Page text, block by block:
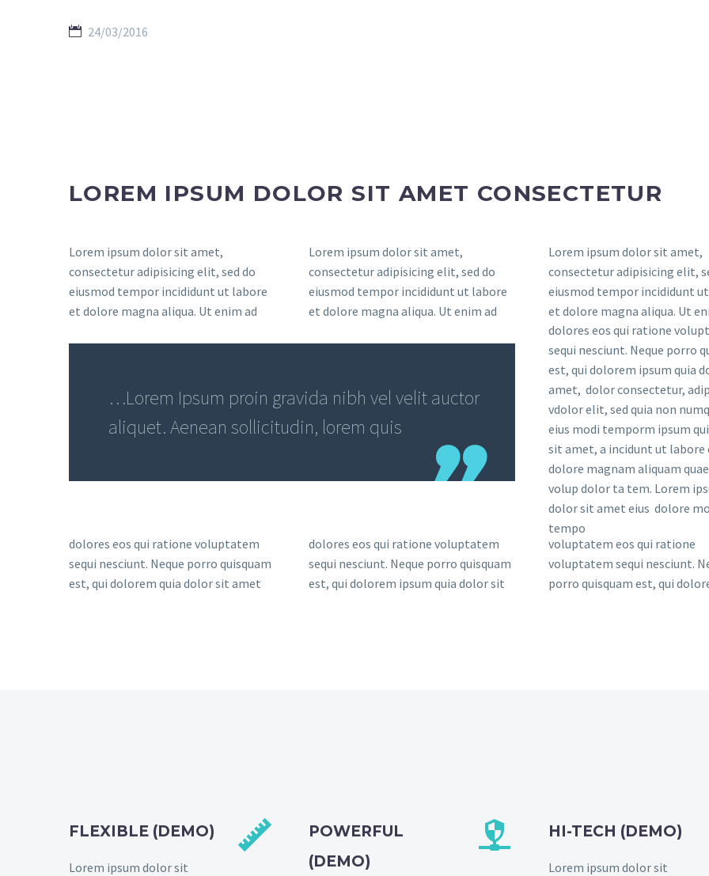
24/03/2016
LOREM IPSUM DOLOR SIT AMET CONSECTETUR
Lorem ipsum dolor sit amet,
consectetur adipisicing elit, sed do
eiusmod tempor incididunt ut labore
et dolore magna aliqua. Ut enim ad
Lorem ipsum dolor sit amet,
consectetur adipisicing elit, sed do
eiusmod tempor incididunt ut labore
et dolore magna aliqua. Ut enim ad
Lorem ipsum dolor sit amet,
consectetur adipisicing elit,
eiusmod tempor incididunt
et dolore magna aliqua. Ut
…Lorem Ipsum proin gravida nibh vel velit auctor
aliquet. Aenean sollicitudin, lorem quis
dolores eos qui ratione
sequi nesciunt. Neque porro
est, qui dolorem ipsum quia
amet, dolor consectetur,
vdolor elit, sed quia non
eius modi temporm ipsum
sit amet, a incidunt ut labore
dolore magnam aliquam
volup dolor ta tem. Lorem
dolor sit amet eius dolore
tempo
dolores eos qui ratione voluptatem
sequi nesciunt. Neque porro quisquam
est, qui dolorem quia dolor sit amet
dolores eos qui ratione voluptatem
sequi nesciunt. Neque porro quisquam
est, qui dolorem ipsum quia dolor sit
voluptatem eos qui ratione
voluptatem sequi nesciunt.
porro quisquam est, qui
FLEXIBLE (DEMO)
Lorem ipsum dolor sit


POWERFUL
(DEMO)

 HI-TECH (DEMO)
Lorem ipsum dolor sit